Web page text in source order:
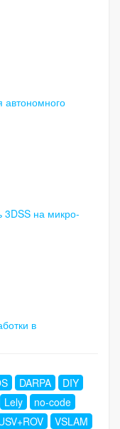
автономного
3DSS на микро-
в
DARPA
DIY
Lely
no-code
VSLAM